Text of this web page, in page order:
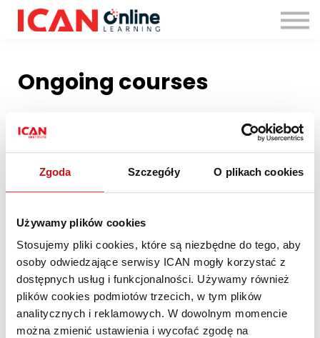
Zgoda Szczegóły O plikach cookies
Używamy plików cookies
Stosujemy pliki cookies, które są niezbędne do tego, aby
osoby odwiedzające serwisy ICAN mogły korzystać z
dostępnych usług i funkcjonalności. Używamy również
plików cookies podmiotów trzecich, w tym plików
analitycznych i reklamowych. W dowolnym momencie
można zmienić ustawienia i wycofać zgodę na
Zaloguj się
Ongoing courses
ICAN Business Advisor®
ICAN Online Learning – szkolenie
demonstracyjne